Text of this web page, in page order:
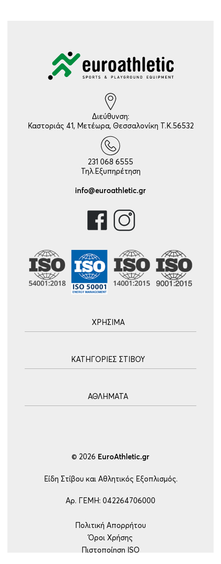
Διεύθυνση:
Καστοριάς 41, Μετέωρα, Θεσσαλονίκη Τ.Κ.56532
231 068 6555
Τηλ.Εξυπηρέτηση
info@euroathletic.gr
ΧΡΗΣΙΜΑ
Τρόποι Πληρωμής
Επικοινωνία
ΚΑΤΗΓΟΡΙΕΣ ΣΤΙΒΟΥ
Άλμα επί κοντώ
Εμπόδια-Δρόμος
Εξοπλισμός
ΑΘΛΗΜΑΤΑ
Μπάσκετ
Ping Pong
Βόλεϋ
Ρυθμική Γυμναστική
Είδη Γυμναστικής
© 2026 EuroAthletic.gr
Είδη Στίβου και Αθλητικός Εξοπλισμός.
Αρ. ΓΕΜΗ: 042264706000
Πολιτική Απορρήτου
Όροι Χρήσης
Πιστοποίηση ISO